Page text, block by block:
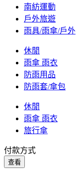
南紡運動
戶外旅遊
雨具/雨傘/戶外
休閒
雨傘 雨衣
防雨用品
防雨套/傘包
休閒
雨傘 雨衣
旅行傘
付款方式
查看